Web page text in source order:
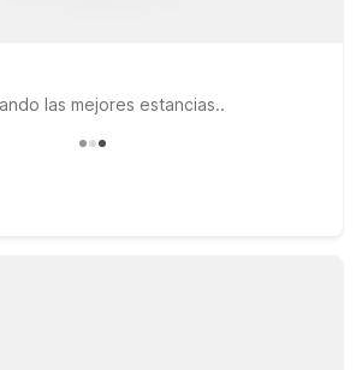
las mejores estancias..